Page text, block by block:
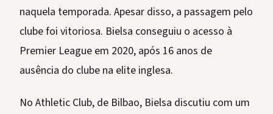
naquela temporada. Apesar disso, a passagem pelo
clube foi vitoriosa. Bielsa conseguiu o acesso à
Premier League em 2020, após 16 anos de
ausência do clube na elite inglesa.
No Athletic Club, de Bilbao, Bielsa discutiu com um